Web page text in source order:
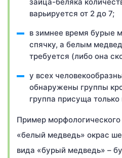
варьируется от 2 до 7;
в зимнее время бурые
спячку, а белым
требуется (либо она
у всех
обнаружены группы
группа присуща
Пример морфологического
«белый медведь» окрас
вида «бурый медведь» –